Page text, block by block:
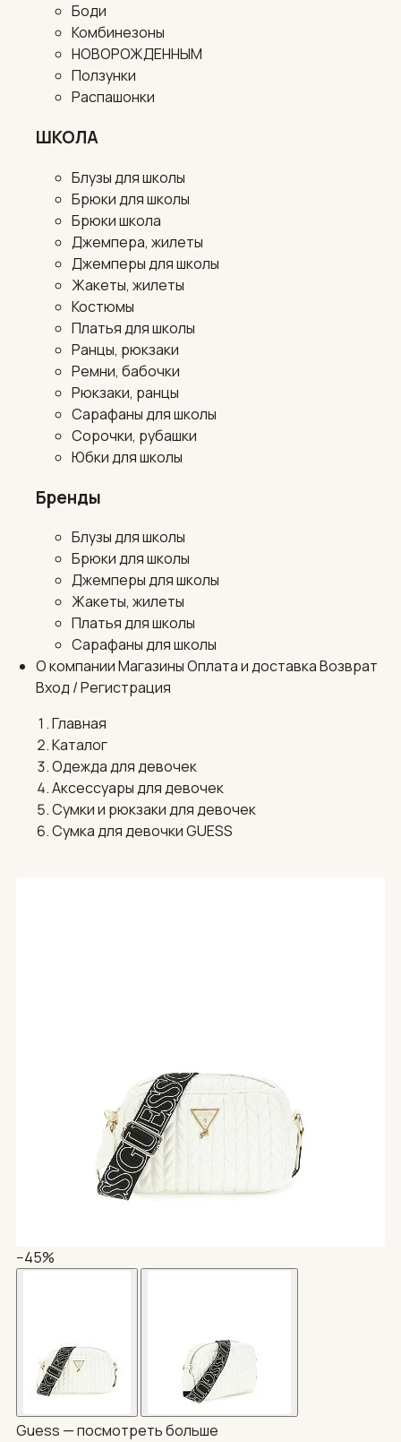
Боди
Комбинезоны
НОВОРОЖДЕННЫМ
Ползунки
Распашонки
ШКОЛА
Блузы для школы
Брюки для школы
Брюки школа
Джемпера, жилеты
Джемперы для школы
Жакеты, жилеты
Костюмы
Платья для школы
Ранцы, рюкзаки
Ремни, бабочки
Рюкзаки, ранцы
Сарафаны для школы
Сорочки, рубашки
Юбки для школы
Бренды
Блузы для школы
Брюки для школы
Джемперы для школы
Жакеты, жилеты
Платья для школы
Сарафаны для школы
О компанииМагазиныОплата и доставкаВозврат
Вход / Регистрация
Главная
Каталог
Одежда для девочек
Аксессуары для девочек
Сумки и рюкзаки для девочек
Сумка для девочки GUESS
−45%
Guess —посмотреть больше